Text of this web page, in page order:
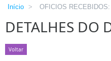
Início > OFICIOS
DETALHES DO
Voltar